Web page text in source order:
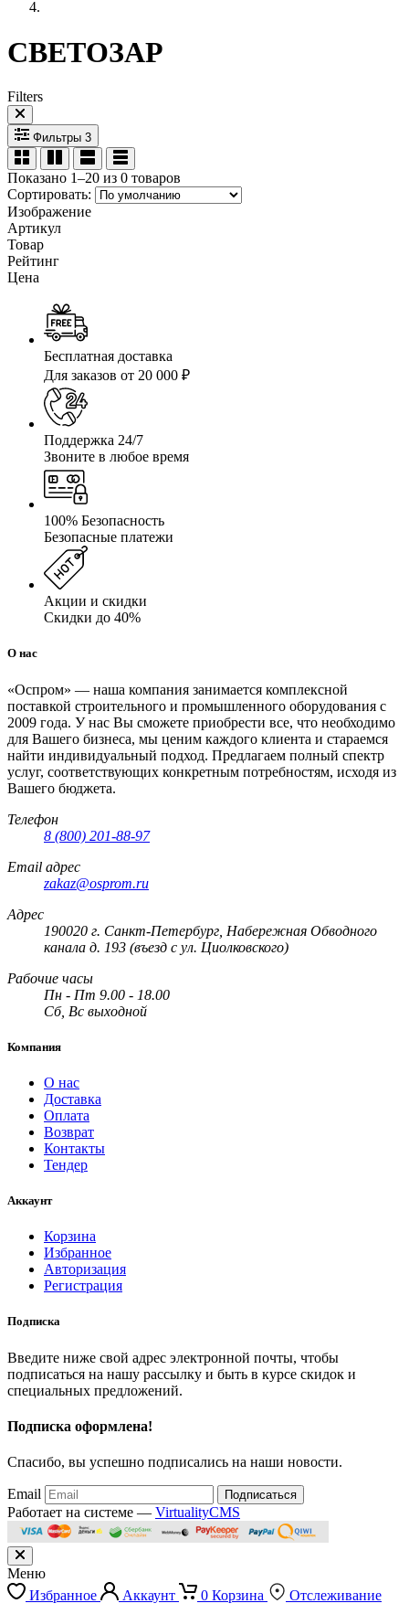
СВЕТОЗАР
Filters
Фильтры 3
Показано 1–20 из 0 товаров
Сортировать:
Изображение
Артикул
Товар
Рейтинг
Цена
Бесплатная доставка
Для заказов от 20 000 ₽
Поддержка 24/7
Звоните в любое время
100% Безопасность
Безопасные платежи
Акции и скидки
Скидки до 40%
О нас
«Оспром» — наша компания занимается комплексной
поставкой строительного и промышленного оборудования с
2009 года. У нас Вы сможете приобрести все, что необходимо
для Вашего бизнеса, мы ценим каждого клиента и стараемся
найти индивидуальный подход. Предлагаем полный спектр
услуг, соответствующих конкретным потребностям, исходя из
Вашего бюджета.
Телефон
8 (800) 201-88-97
Email адрес
zakaz@osprom.ru
Адрес
190020 г. Санкт-Петербург, Набережная Обводного
канала д. 193 (въезд с ул. Циолковского)
Рабочие часы
Пн - Пт 9.00 - 18.00
Сб, Вс выходной
Компания
О нас
Доставка
Оплата
Возврат
Контакты
Тендер
Аккаунт
Корзина
Избранное
Авторизация
Регистрация
Подписка
Введите ниже свой адрес электронной почты, чтобы
подписаться на нашу рассылку и быть в курсе скидок и
специальных предложений.
Подписка оформлена!
Спасибо, вы успешно подписались на наши новости.
Email Подписаться
Работает на системе — VirtualityCMS
Меню
Избранное
Аккаунт 0 Корзина
Отслеживание